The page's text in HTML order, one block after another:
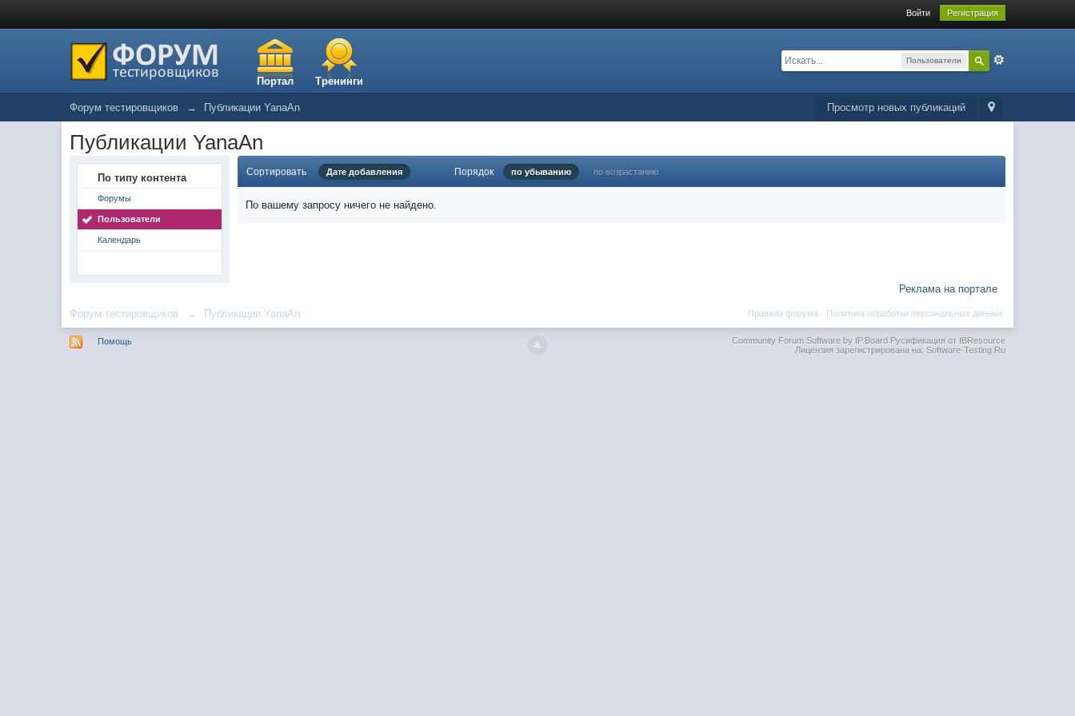
Войти Регистрация
Портал Тренинги
Пользователи
Просмотр новых публикаций
Форум тестировщиков → Публикации YanaAn
Публикации YanaAn
По типу контента
Форумы
Пользователи
Календарь
Сортировать Дате добавления Порядок по убыванию по возрастанию
По вашему запросу ничего не найдено.
Реклама на портале
Форум тестировщиков → Публикации YanaAn Политика обработки персональных данных
Правила форума ·
Помощь Community Forum Software by IP.BoardРусификация от IBResource
Лицензия зарегистрирована на: Software-Testing.Ru